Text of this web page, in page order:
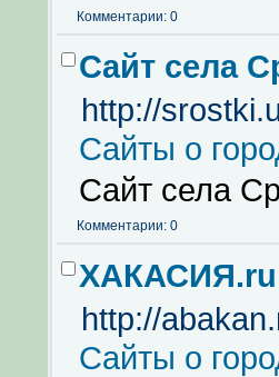
Комментарии: 0
Сайт села
http://
Сайты о
Сайт села
Комментарии: 0
ХАКАСИЯ.ru
http://
Сайты о